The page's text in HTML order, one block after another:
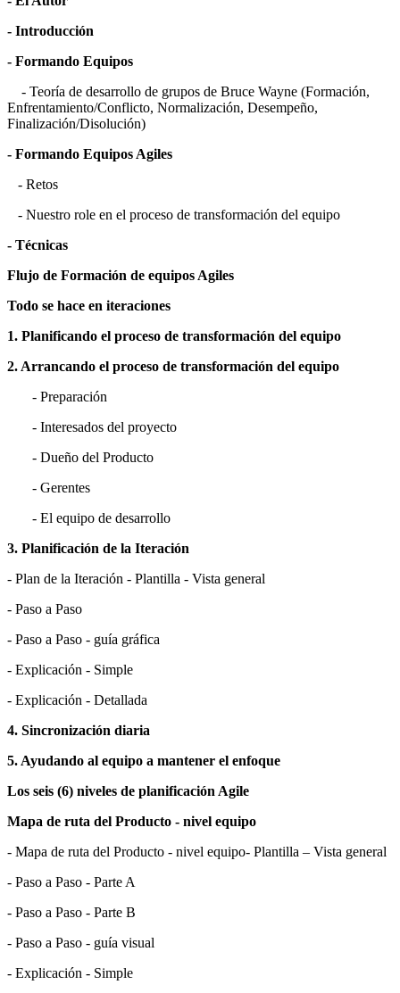
- Introducción
- Formando Equipos
- Teoría de desarrollo de grupos de Bruce Wayne (Formación,
Enfrentamiento/Conflicto, Normalización, Desempeño,
Finalización/Disolución)
- Formando Equipos Agiles
- Retos
- Nuestro role en el proceso de transformación del equipo
- Técnicas
Flujo de Formación de equipos Agiles
Todo se hace en iteraciones
1. Planificando el proceso de transformación del equipo
2. Arrancando el proceso de transformación del equipo
- Preparación
- Interesados del proyecto
- Dueño del Producto
- Gerentes
- El equipo de desarrollo
3. Planificación de la Iteración
- Plan de la Iteración - Plantilla - Vista general
- Paso a Paso
- Paso a Paso - guía gráfica
- Explicación - Simple
- Explicación - Detallada
4. Sincronización diaria
5. Ayudando al equipo a mantener el enfoque
Los seis (6) niveles de planificación Agile
Mapa de ruta del Producto - nivel equipo
- Mapa de ruta del Producto - nivel equipo- Plantilla – Vista general
- Paso a Paso - Parte A
- Paso a Paso - Parte B
- Paso a Paso - guía visual
- Explicación - Simple